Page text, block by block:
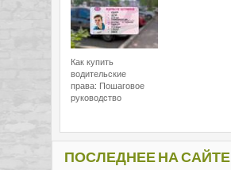
Как купить
водительские
права: Пошаговое
руководство
ПОСЛЕДНЕЕ НА САЙТЕ